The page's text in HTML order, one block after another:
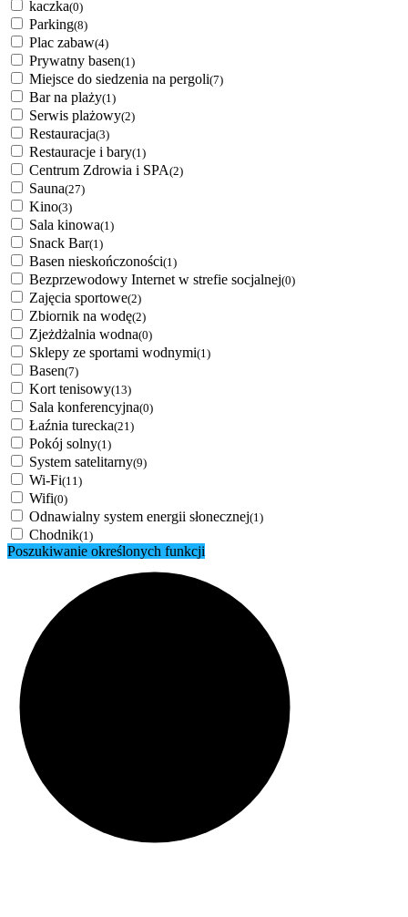
kaczka(0)
Parking(8)
Plac zabaw(4)
Prywatny basen(1)
Miejsce do siedzenia na pergoli(7)
Bar na plaży(1)
Serwis plażowy(2)
Restauracja(3)
Restauracje i bary(1)
Centrum Zdrowia i SPA(2)
Sauna(27)
Kino(3)
Sala kinowa(1)
Snack Bar(1)
Basen nieskończoności(1)
Bezprzewodowy Internet w strefie socjalnej(0)
Zajęcia sportowe(2)
Zbiornik na wodę(2)
Zjeżdżalnia wodna(0)
Sklepy ze sportami wodnymi(1)
Basen(7)
Kort tenisowy(13)
Sala konferencyjna(0)
Łaźnia turecka(21)
Pokój solny(1)
System satelitarny(9)
Wi-Fi(11)
Wifi(0)
Odnawialny system energii słonecznej(1)
Chodnik(1)
Poszukiwanie określonych funkcji